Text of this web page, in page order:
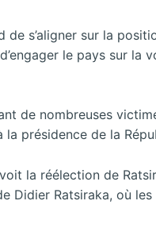
de s’aligner sur la
le pays sur la
de nombreuses
présidence de la
la réélection de
Didier Ratsiraka, où